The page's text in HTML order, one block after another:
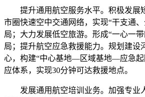
提升通用航空服务水平。积极发展
市圈快速空中交通网络，实现“干支通
局；大力发展低空旅游。形成“一心一
局；提升航空应急救援能力。规划建设
心，构建“中心基地—区域基地—应急起
应体系，实现30分钟可达救援地点。
发展通用航空培训业务。加强专业